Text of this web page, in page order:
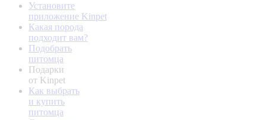
Установите
приложение Kinpet
Какая порода
подходит вам?
Подобрать
питомца
Подарки
от Kinpet
Как выбрать
и купить
питомца